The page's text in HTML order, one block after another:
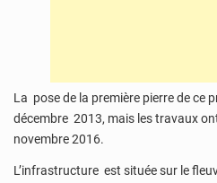
La pose de la première pierre de ce
décembre 2013, mais les travaux
novembre 2016.
L’infrastructure est située sur le